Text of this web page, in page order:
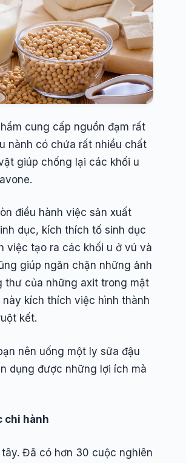
cung cấp nguồn đạm rất
nành có chứa rất nhiều chất
giúp chống lại các khối u
điều hành việc sản xuất
dục, kích thích tố sinh dục
việc tạo ra các khối u ở vú và
giúp ngăn chặn những ảnh
thư của những axit trong mật
kích thích việc hình thành
kết.
nên uống một ly sữa đậu
dụng được những lợi ích mà
chi hành
Đã có hơn 30 cuộc nghiên